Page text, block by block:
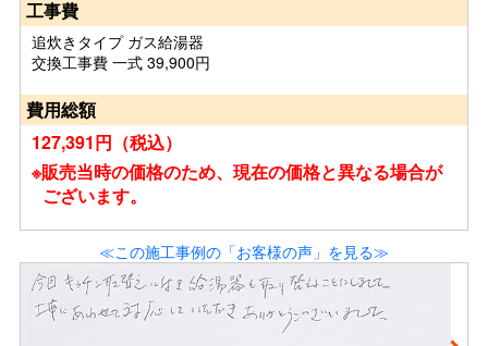
工事費
追炊きタイプ ガス給湯器
交換工事費 一式 39,900円
費用総額
127,391円（税込）
※販売当時の価格のため、現在の価格と異なる場合が
ございます。
≪この施工事例の「お客様の声」を見る≫